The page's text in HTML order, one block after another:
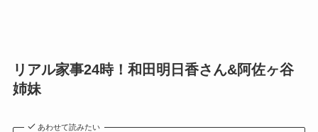
リアル家事24時！和田明日香さん&阿佐ヶ谷
姉妹
あわせて読みたい